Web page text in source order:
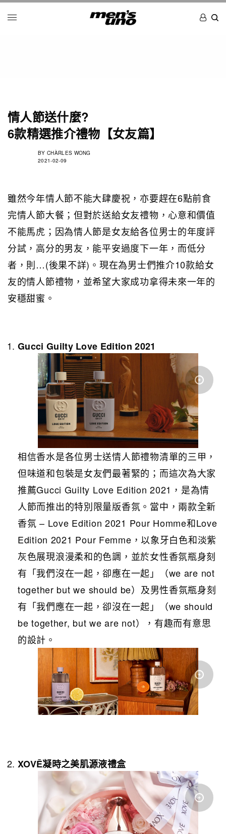
情人節送什麼?
6款精選推介禮物【女友篇】
BY CHÀRLES WONG
2021-02-09
雖然今年情人節不能大肆慶祝，亦要趕在6點前食
完情人節大餐；但對於送給女友禮物，心意和價值
不能馬虎；因為情人節是女友給各位男士的年度評
分試，高分的男友，能平安過度下一年，而低分
者，則…(後果不詳)。現在為男士們推介10款給女
友的情人節禮物，並希望大家成功拿得未來一年的
安穩甜蜜。
Gucci Guilty Love Edition 2021
相信香水是各位男士送情人節禮物清單的三甲，
但味道和包裝是女友們最著緊的；而這次為大家
推薦Gucci Guilty Love Edition 2021，是為情
人節而推出的特別限量版香氛。當中，兩款全新
香氛 – Love Edition 2021 Pour Homme和Love
Edition 2021 Pour Femme，以象牙白色和淡紫
灰色展現浪漫柔和的色調，並於女性香氛瓶身刻
有「我們沒在一起，卻應在一起」（we are not
together but we should be）及男性香氛瓶身刻
有「我們應在一起，卻沒在一起」（we should
be together, but we are not），有趣而有意思
的設計。
XOVĒ凝時之美肌源液禮盒